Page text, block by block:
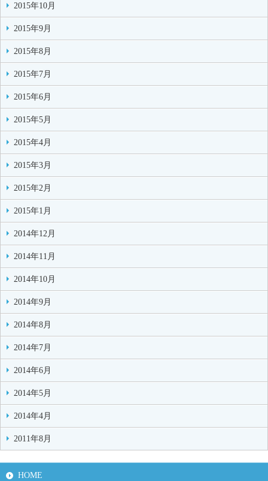
2015年10月
2015年9月
2015年8月
2015年7月
2015年6月
2015年5月
2015年4月
2015年3月
2015年2月
2015年1月
2014年12月
2014年11月
2014年10月
2014年9月
2014年8月
2014年7月
2014年6月
2014年5月
2014年4月
2011年8月
HOME